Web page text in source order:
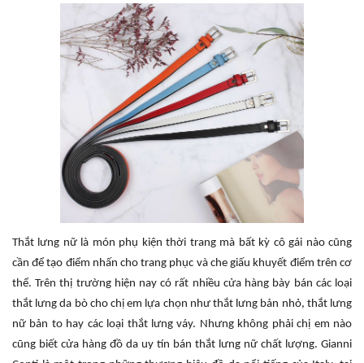
Thắt lưng nữ là món phụ kiện thời trang mà bất kỳ cô gái nào cũng
cần để tạo điểm nhấn cho trang phục và che giấu khuyết điểm trên cơ
thể. Trên thị trường hiện nay có rất nhiều cửa hàng bày bán các loại
thắt lưng da bò cho chị em lựa chọn như thắt lưng bản nhỏ, thắt lưng
nữ bản to hay các loại thắt lưng váy. Nhưng không phải chị em nào
cũng biết cửa hàng đồ da uy tín bán thắt lưng nữ chất lượng. Gianni